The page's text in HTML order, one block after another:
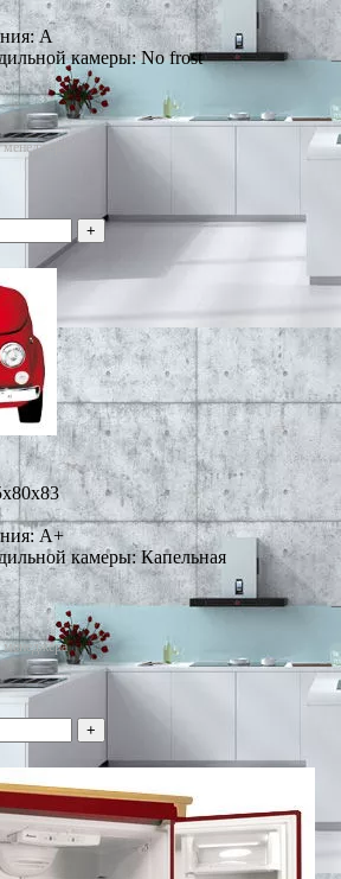
A
камеры: No frost
+
A+
камеры: Капельная
менеджера
+